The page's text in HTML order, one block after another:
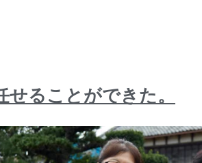
せることができた。